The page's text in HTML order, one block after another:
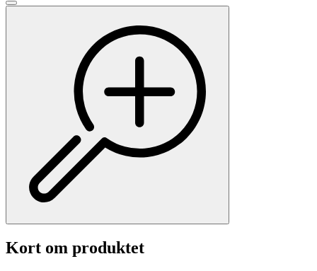
Kort om produktet